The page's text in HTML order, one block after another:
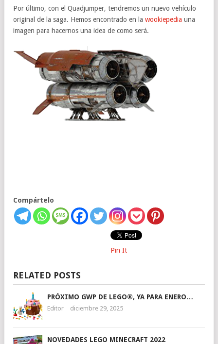
Por último, con el Quadjumper, tendremos un nuevo vehículo
original de la saga. Hemos encontrado en la wookiepedia una
imagen para hacernos una idea de como será.
Compártelo
Pin It
RELATED POSTS
PRÓXIMO GWP DE LEGO®, YA PARA ENERO…
Editor diciembre 29, 2025
NOVEDADES LEGO MINECRAFT 2022